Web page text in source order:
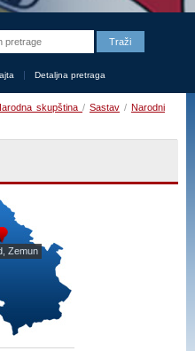
Detaljna pretraga
skupština / Sastav / Narodni
Zemun